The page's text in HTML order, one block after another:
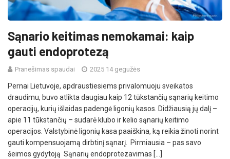
Sąnario keitimas nemokamai: kaip
gauti endoprotezą
Pranešimas spaudai 2025 14 gegužės
Pernai Lietuvoje, apdraustiesiems privalomuoju sveikatos
draudimu, buvo atlikta daugiau kaip 12 tūkstančių sąnarių keitimo
operacijų, kurių išlaidas padengė ligonių kasos. Didžiausią jų dalį –
apie 11 tūkstančių – sudarė klubo ir kelio sąnarių keitimo
operacijos. Valstybinė ligonių kasa paaiškina, ką reikia žinoti norint
gauti kompensuojamą dirbtinį sąnarį. Pirmiausia – pas savo
šeimos gydytoją Sąnarių endoprotezavimas […]